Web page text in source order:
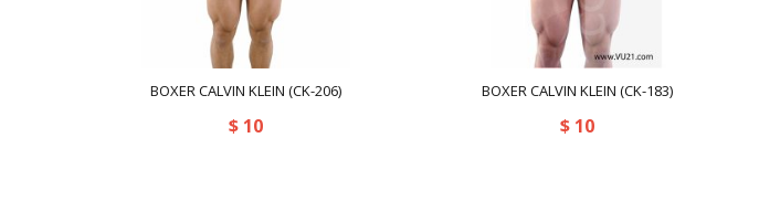
BOXER CALVIN KLEIN (CK-206)
$10
BOXER CALVIN KLEIN (CK-183)
$10